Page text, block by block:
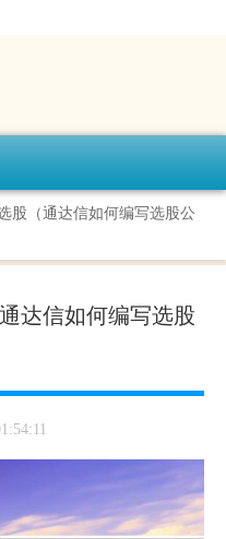
股（通达信如何编写选股公
达信如何编写选股